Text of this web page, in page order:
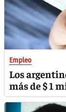
Empleo
Los
más de $ 1